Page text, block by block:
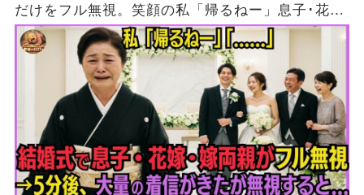
だけをフル無視。笑顔の私「帰るねー」息子･花
嫁･嫁両親「…」→5分後、大量の着信がきたが無
視して消えた結果